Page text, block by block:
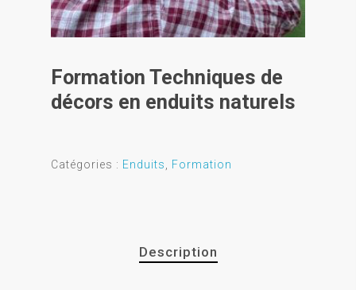
Formation Techniques de
décors en enduits naturels
Catégories : Enduits Formation
Description